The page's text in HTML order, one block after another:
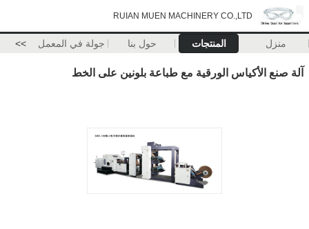
RUIAN MUEN MACHINERY CO.,LTD
منزل المنتجات حول بنا جولة في المعمل >>
آلة صنع الأكياس الورقية مع طباعة بلونين على الخط